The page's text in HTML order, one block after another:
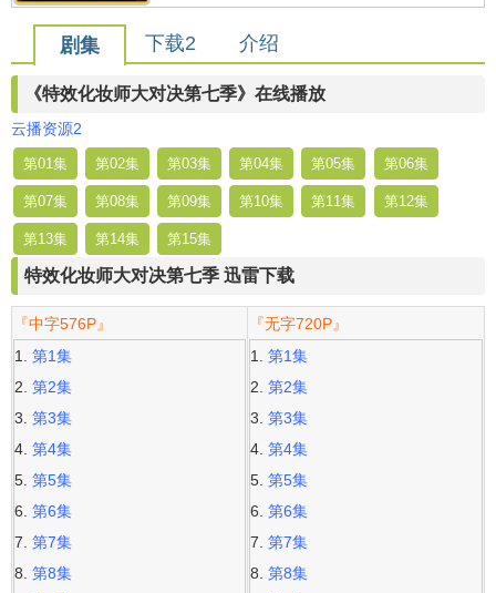
剧集 下载2 介绍
《特效化妆师大对决第七季》在线播放
云播资源2
第01集 第02集 第03集 第04集 第05集 第06集
第07集 第08集 第09集 第10集 第11集 第12集
第13集 第14集 第15集
特效化妆师大对决第七季 迅雷下载
『中字576P』
第1集
第2集
第3集
第4集
第5集
第6集
第7集
第8集
『无字720P』
第1集
第2集
第3集
第4集
第5集
第6集
第7集
第8集